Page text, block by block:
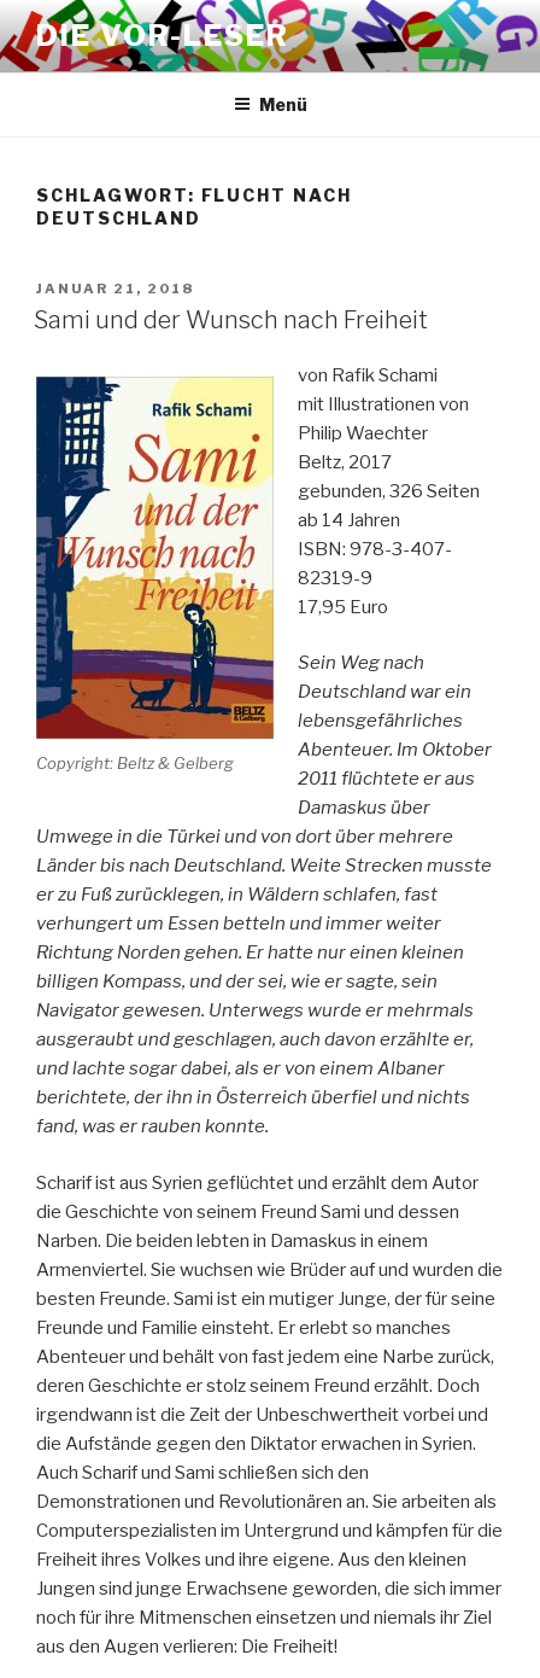
Zum
Inhalt
springen
DIE VOR-LESER
Menü
SCHLAGWORT: FLUCHT NACH
DEUTSCHLAND
VERÖFFENTLICHT
AM
JANUAR 21, 2018
Sami und der Wunsch nach Freiheit
Copyright: Beltz & Gelberg
von Rafik Schami
mit Illustrationen von
Philip Waechter
Beltz, 2017
gebunden, 326 Seiten
ab 14 Jahren
ISBN: 978-3-407-
82319-9
17,95 Euro
Sein Weg nach
Deutschland war ein
lebensgefährliches
Abenteuer. Im Oktober
2011 flüchtete er aus
Damaskus über
Umwege in die Türkei und von dort über mehrere
Länder bis nach Deutschland. Weite Strecken musste
er zu Fuß zurücklegen, in Wäldern schlafen, fast
verhungert um Essen betteln und immer weiter
Richtung Norden gehen. Er hatte nur einen kleinen
billigen Kompass, und der sei, wie er sagte, sein
Navigator gewesen. Unterwegs wurde er mehrmals
ausgeraubt und geschlagen, auch davon erzählte er,
und lachte sogar dabei, als er von einem Albaner
berichtete, der ihn in Österreich überfiel und nichts
fand, was er rauben konnte.
Scharif ist aus Syrien geflüchtet und erzählt dem Autor
die Geschichte von seinem Freund Sami und dessen
Narben. Die beiden lebten in Damaskus in einem
Armenviertel. Sie wuchsen wie Brüder auf und wurden die
besten Freunde. Sami ist ein mutiger Junge, der für seine
Freunde und Familie einsteht. Er erlebt so manches
Abenteuer und behält von fast jedem eine Narbe zurück,
deren Geschichte er stolz seinem Freund erzählt. Doch
irgendwann ist die Zeit der Unbeschwertheit vorbei und
die Aufstände gegen den Diktator erwachen in Syrien.
Auch Scharif und Sami schließen sich den
Demonstrationen und Revolutionären an. Sie arbeiten als
Computerspezialisten im Untergrund und kämpfen für die
Freiheit ihres Volkes und ihre eigene. Aus den kleinen
Jungen sind junge Erwachsene geworden, die sich immer
noch für ihre Mitmenschen einsetzen und niemals ihr Ziel
aus den Augen verlieren: Die Freiheit!